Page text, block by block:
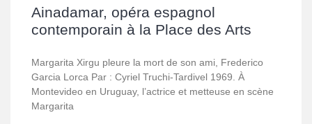
Ainadamar, opéra espagnol
contemporain à la Place des Arts
Margarita Xirgu pleure la mort de son ami, Frederico
Garcia Lorca Par : Cyriel Truchi-Tardivel 1969. À
Montevideo en Uruguay, l’actrice et metteuse en scène
Margarita